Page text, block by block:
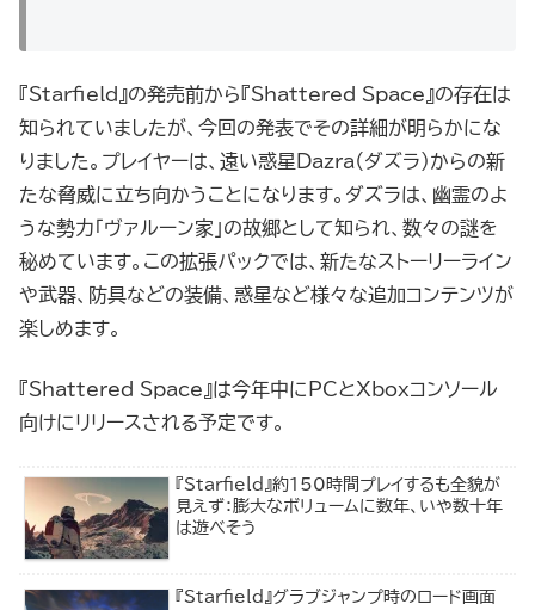
『Starfield』の発売前から『Shattered Space』の存在は
知られていましたが、今回の発表でその詳細が明らかにな
りました。プレイヤーは、遠い惑星Dazra（ダズラ）からの新
たな脅威に立ち向かうことになります。ダズラは、幽霊のよ
うな勢力「ヴァルーン家」の故郷として知られ、数々の謎を
秘めています。この拡張パックでは、新たなストーリーライン
や武器、防具などの装備、惑星など様々な追加コンテンツが
楽しめます。
『Shattered Space』は今年中にPCとXboxコンソール
向けにリリースされる予定です。
『Starfield』約150時間プレイするも全貌が
見えず：膨大なボリュームに数年、いや数十年
は遊べそう
『Starfield』グラブジャンプ時のロード画面